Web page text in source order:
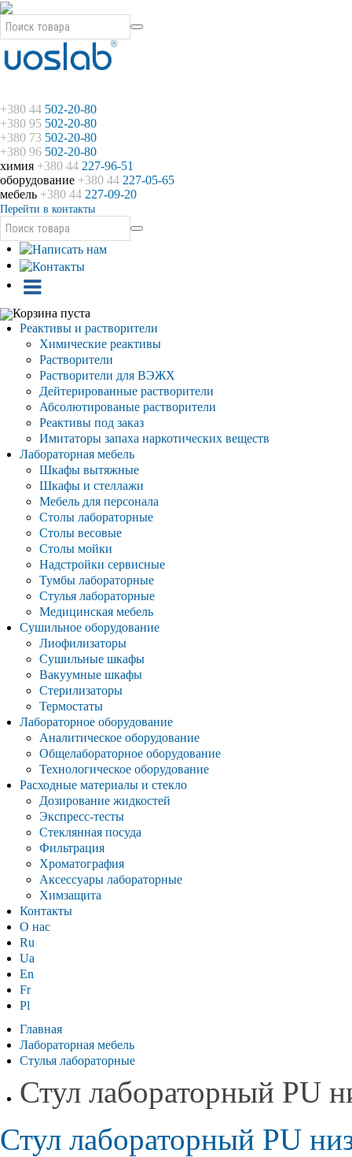
+380 44 502-20-80
+380 95 502-20-80
+380 73 502-20-80
+380 96 502-20-80
химия +380 44 227-96-51
оборудование +380 44 227-05-65
мебель +380 44 227-09-20
Перейти в контакты
Корзина пуста
Реактивы и растворители
Химические реактивы
Растворители
Растворители для ВЭЖХ
Дейтерированные растворители
Абсолютированые растворители
Реактивы под заказ
Имитаторы запаха наркотических веществ
Лабораторная мебель
Шкафы вытяжные
Шкафы и стеллажи
Мебель для персонала
Столы лабораторные
Столы весовые
Столы мойки
Надстройки сервисные
Тумбы лабораторные
Стулья лабораторные
Медицинская мебель
Сушильное оборудование
Лиофилизаторы
Сушильные шкафы
Вакуумные шкафы
Стерилизаторы
Термостаты
Лабораторное оборудование
Аналитическое оборудование
Общелабораторное оборудование
Технологическое оборудование
Расходные материалы и стекло
Дозирование жидкостей
Экспресс-тесты
Стеклянная посуда
Фильтрация
Хроматография
Аксессуары лабораторные
Химзащита
Контакты
О нас
Ru
Ua
En
Fr
Pl
Главная
Лабораторная мебель
Стулья лабораторные
Стул лабораторный PU
Стул лабораторный PU